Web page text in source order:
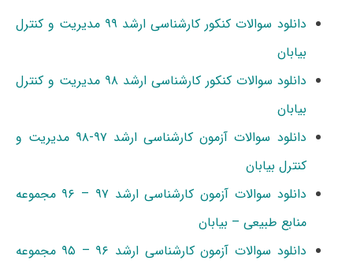
دانلود سوالات کنکور کارشناسی ارشد ۹۹ مدیریت و کنترل
بیابان
دانلود سوالات کنکور کارشناسی ارشد ۹۸ مدیریت و کنترل
بیابان
دانلود سوالات آزمون کارشناسی ارشد ۹۷-۹۸ مدیریت و
کنترل بیابان
دانلود سوالات آزمون کارشناسی ارشد ۹۷ – ۹۶ مجموعه
منابع طبیعی – بیابان
دانلود سوالات آزمون کارشناسی ارشد ۹۶ – ۹۵ مجموعه